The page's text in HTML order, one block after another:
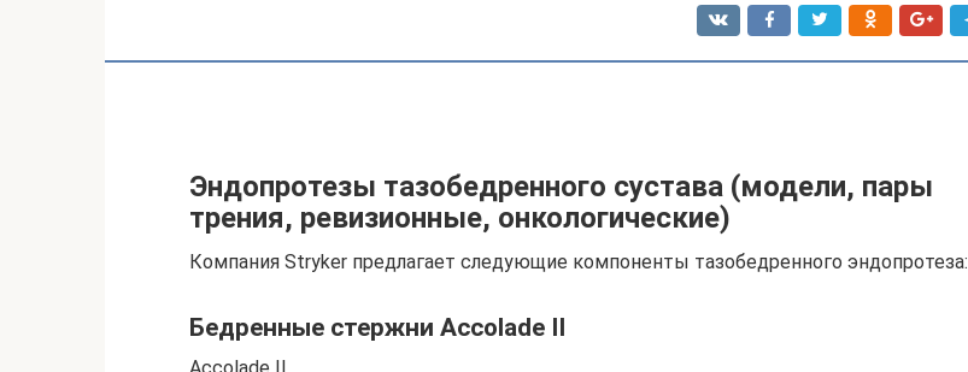
Эндопротезы тазобедренного сустава (модели, пары
трения, ревизионные, онкологические)
Компания Stryker предлагает следующие компоненты тазобедренного эндопротеза:
Бедренные стержни Accolade II
Accolade II